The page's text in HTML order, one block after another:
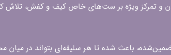
و تمرکز ویژه بر ست‌های خاص کیف و کفش، تلاش
باعث شده تا هر سلیقه‌ای بتواند در